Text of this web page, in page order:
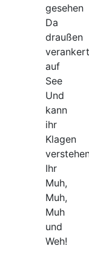
gesehen
Da
draußen
verankert
auf
See
Und
kann
ihr
Klagen
Ihr
Muh,
Muh,
Muh
und
Weh!